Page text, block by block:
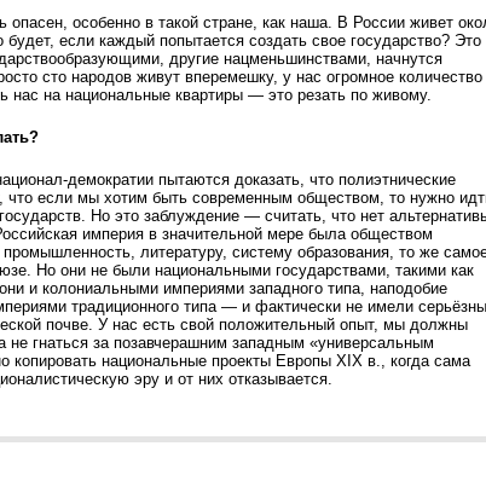
опасен, особенно в такой стране, как наша. В России живет
если каждый попытается создать свое государство? Это
другие нацменьшинствами, начнутся
сто народов живут вперемешку, у нас огромное количество
нас на национальные квартиры — это резать по живому.
демократии пытаются доказать, что полиэтнические
если мы хотим быть современным обществом, то нужно
Но это заблуждение — считать, что нет
империя в значительной мере была обществом
литературу, систему образования, то же
Но они не были национальными государствами, такими как
и колониальными империями западного типа, наподобие
традиционного типа — и фактически не имели
почве. У нас есть свой положительный опыт, мы должны
не гнаться за позавчерашним западным «универсальным
копировать национальные проекты Европы XIX в., когда сама
эру и от них отказывается.